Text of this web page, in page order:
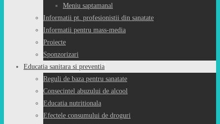
Meniu saptamanal
Informatii pt. profesionistii din sanatate
Informatii pentru mass-media
Proiecte
Sponzorizari
Educatia sanitara si preventia
Reguli de baza pentru sanatate
Consecintel abuzului de alcool
Educatia nutritionala
Efectele consumului de droguri